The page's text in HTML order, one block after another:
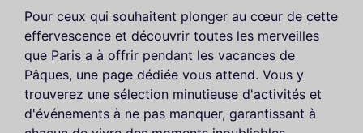
Pour ceux qui souhaitent plonger au cœur de cette
effervescence et découvrir toutes les merveilles
que Paris a à offrir pendant les vacances de
Pâques, une page dédiée vous attend. Vous y
trouverez une sélection minutieuse d'activités et
d'événements à ne pas manquer, garantissant à